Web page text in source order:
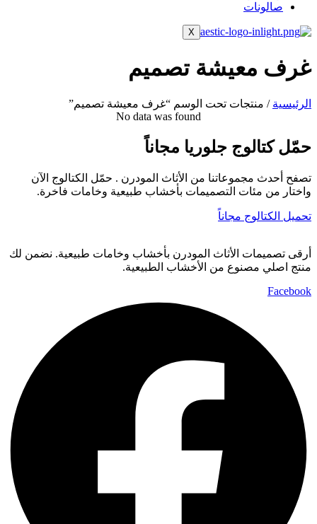
صالونات
X
غرف معيشة تصميم
الرئيسية / منتجات تحت الوسم “غرف معيشة تصميم”
No data was found
حمّل كتالوج جلوريا مجاناً
تصفح أحدث مجموعاتنا من الأثاث المودرن . حمّل الكتالوج الآن
واختار من مئات التصميمات بأخشاب طبيعية وخامات فاخرة.
تحميل الكتالوج مجاناً
أرقى تصميمات الأثاث المودرن بأخشاب وخامات طبيعية. نضمن لك
منتج اصلي مصنوع من الأخشاب الطبيعية.
Facebook